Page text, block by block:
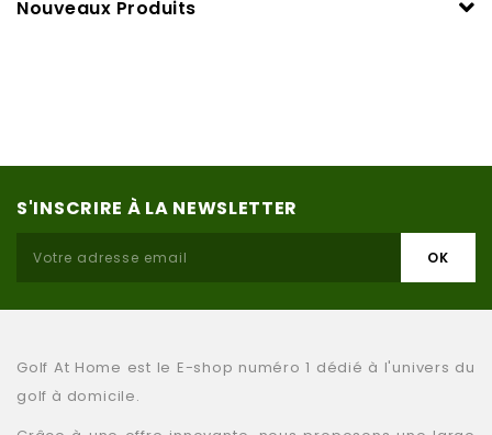
Nouveaux Produits
S'INSCRIRE À LA NEWSLETTER
Golf At Home est le E-shop numéro 1 dédié à l'univers du
golf à domicile.